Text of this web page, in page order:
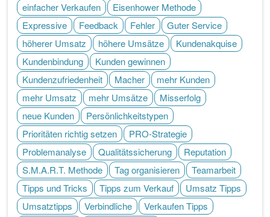
einfacher Verkaufen
Eisenhower Methode
Expressive
Feedback Fehler
Guter Service
höherer Umsatz
höhere Umsätze
Kundenakquise
Kundenbindung
Kunden gewinnen
Kundenzufriedenheit
Macher
mehr Kunden
mehr Umsatz
mehr Umsätze
Misserfolg
neue Kunden
Persönlichkeitstypen
Prioritäten richtig setzen
PRO-Strategie
Problemanalyse
Qualitätssicherung
Reputation
S.M.A.R.T. Methode
Tag organisieren
Teamarbeit
Tipps und Tricks
Tipps zum Verkauf
Umsatz Tipps
Umsatztipps
Verbindliche
Verkaufen Tipps